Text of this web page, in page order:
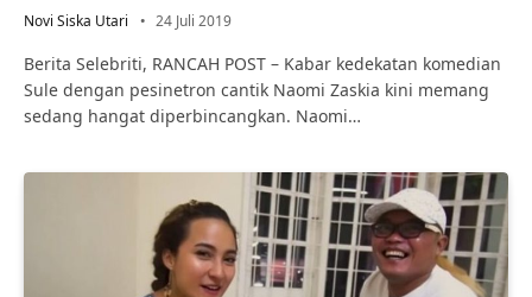
Novi Siska Utari 24 Juli 2019
Berita Selebriti, RANCAH POST – Kabar kedekatan komedian
Sule dengan pesinetron cantik Naomi Zaskia kini memang
sedang hangat diperbincangkan. Naomi…